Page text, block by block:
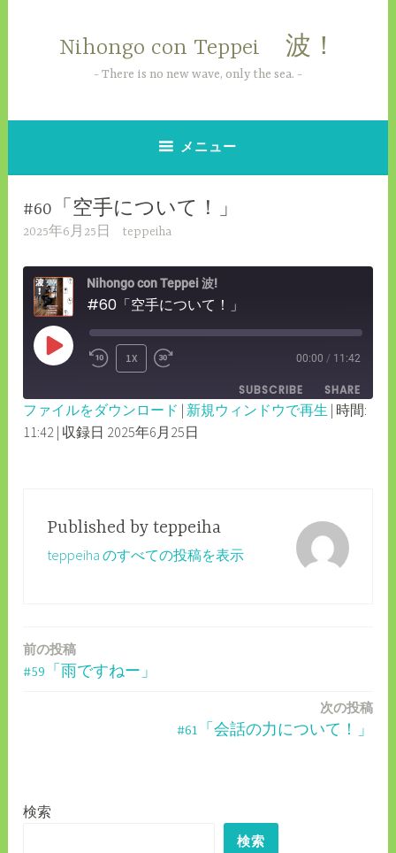
へ
Nihongo con Teppei 波！
There is no new wave, only the sea.
メニュー
#60「空手について！」
2025年6月25日 teppeiha
Nihongo con Teppei 波!
#60「空手について！」
PLAY
REWIND
10
SECONDS
1X
FAST
FORWARD
30
00:00 / 11:42
SUBSCRIBE SHARE
SHARE
ファイルをダウンロード | 新規ウィンドウで再生 | 時間:
11:42 | 収録日 2025年6月25日
Published by teppeiha
teppeiha のすべての投稿を表示
投
ー
前の投稿
#59「雨ですねー」
次の投稿
#61「会話の力について！」
検索
検索